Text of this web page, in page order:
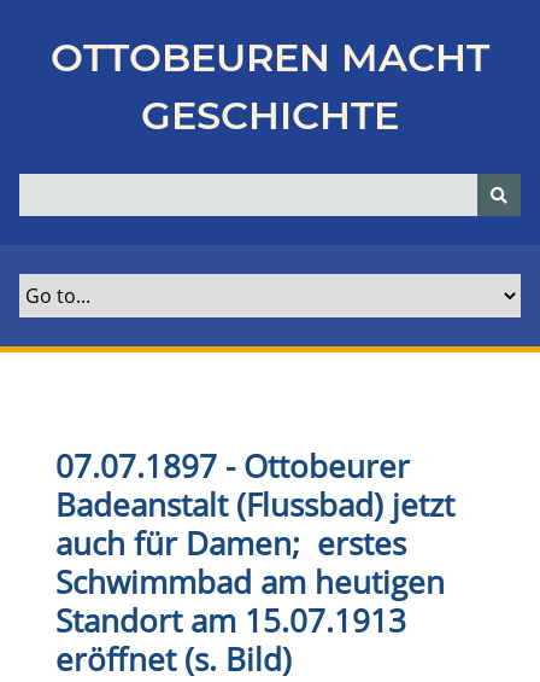
p
OTTOBEUREN MACHT
GESCHICHTE
07.07.1897 - Ottobeurer
Badeanstalt (Flussbad) jetzt
auch für Damen; erstes
Schwimmbad am heutigen
Standort am 15.07.1913
eröffnet(s. Bild)